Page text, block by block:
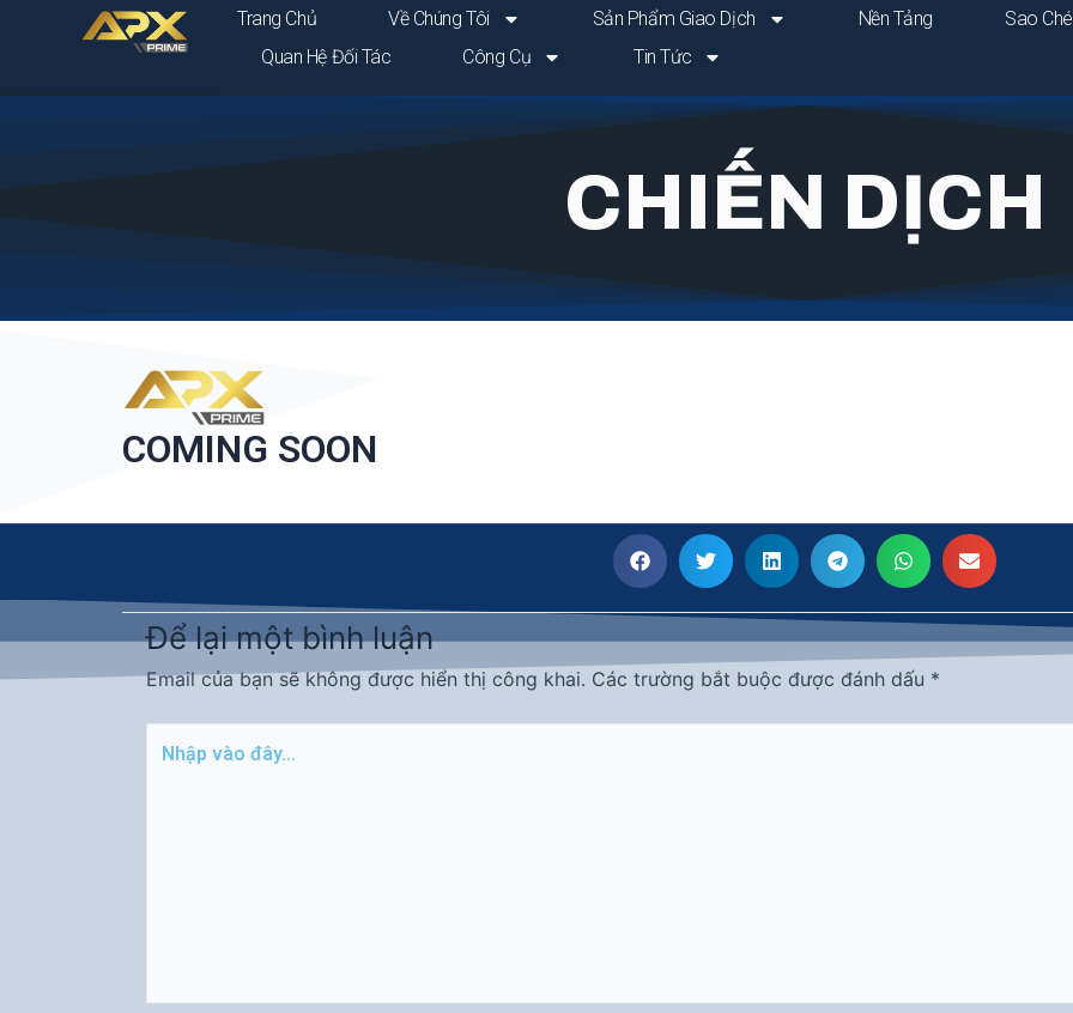
Trang Chủ Về Chúng Tôi Sản Phẩm Giao Dịch Nền Tảng
Sao
Quan Hệ Đối Tác
Công Cụ Tin Tức
CHIẾN DỊCH
COMING SOON
Để lại một bình luận
Email của bạn sẽ không được hiển thị công khai. Các trường bắt buộc được đánh dấu *